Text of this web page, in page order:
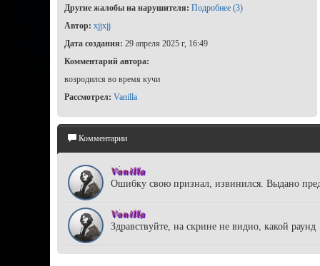
Другие жалобы на нарушителя: Подробнее (3)
Автор: xjjxjj
Дата создания: 29 апреля 2025 г, 16:49
Комментарий автора:
возродился во время кучи
Рассмотрел: Vanilla
Комментарии
Vanilla
Ошибку свою признал, извинился. Выдано
Vanilla
Здравствуйте, на скрине не видно, какой раунд